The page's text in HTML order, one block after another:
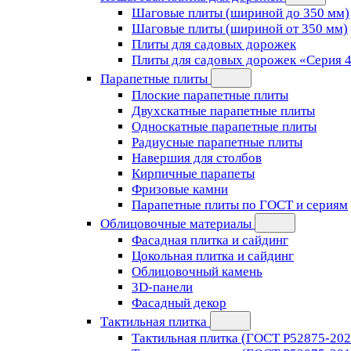
Шаговые плиты (шириной до 350 мм)
Шаговые плиты (шириной от 350 мм)
Плиты для садовых дорожек
Плиты для садовых дорожек «Серия
Парапетные плиты
Плоские парапетные плиты
Двухскатные парапетные плиты
Односкатные парапетные плиты
Радиусные парапетные плиты
Навершия для столбов
Кирпичные парапеты
Фризовые камни
Парапетные плиты по ГОСТ и сериям
Облицовочные материалы
Фасадная плитка и сайдинг
Цокольная плитка и сайдинг
Облицовочный камень
3D-панели
Фасадный декор
Тактильная плитка
Тактильная плитка (ГОСТ Р52875-